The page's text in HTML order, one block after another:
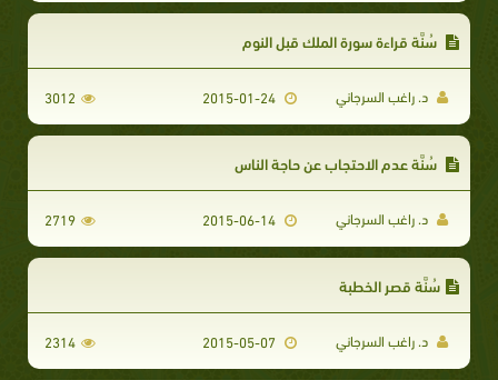
سُنَّة قراءة سورة الملك قبل النوم
د. راغب السرجاني 2015-01-24
3012
سُنَّة عدم الاحتجاب عن حاجة الناس
د. راغب السرجاني 2015-06-14
2719
سُنَّة قصر الخطبة
د. راغب السرجاني 2314